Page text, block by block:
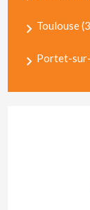
Toulouse
Portet-